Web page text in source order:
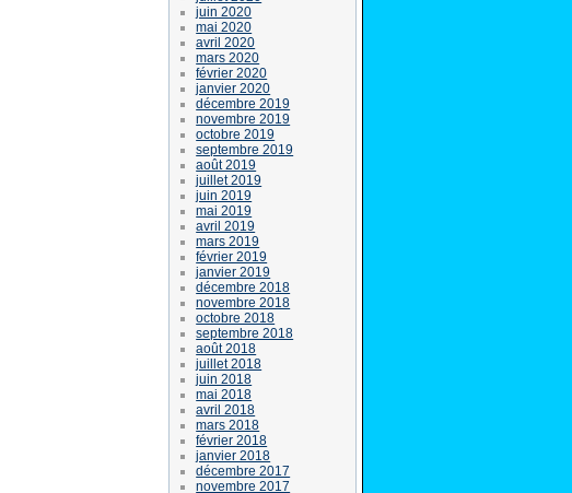
juin 2020
mai 2020
avril 2020
mars 2020
février 2020
janvier 2020
décembre 2019
novembre 2019
octobre 2019
septembre 2019
août 2019
juillet 2019
juin 2019
mai 2019
avril 2019
mars 2019
février 2019
janvier 2019
décembre 2018
novembre 2018
octobre 2018
septembre 2018
août 2018
juillet 2018
juin 2018
mai 2018
avril 2018
mars 2018
février 2018
janvier 2018
décembre 2017
novembre 2017